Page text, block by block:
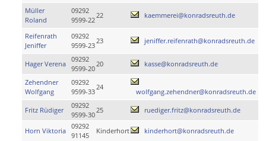
Müller
Roland
09292
9599-22
22 kaemmerei@konradsreuth.de
Reifenrath
Jeniffer
09292
9599-23
23 jeniffer.reifenrath@konradsreuth.de
Hager Verena
09292
9599-20
20 kasse@konradsreuth.de
Zehendner
Wolfgang
09292
9599-33
24
wolfgang.zehendner@konradsreuth.de
Fritz Rüdiger
09292
9599-30
25 ruediger.fritz@konradsreuth.de
Horn Viktoria
09292
91145
Kinderhort kinderhort@konradsreuth.de